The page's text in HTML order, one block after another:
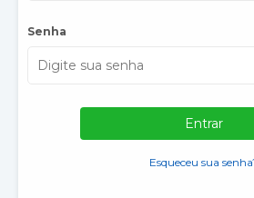
Senha
Entrar
Esqueceu sua